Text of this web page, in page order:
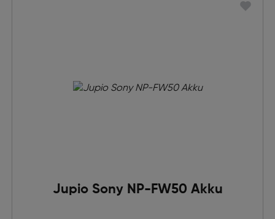
Jupio Sony NP-FW50 Akku